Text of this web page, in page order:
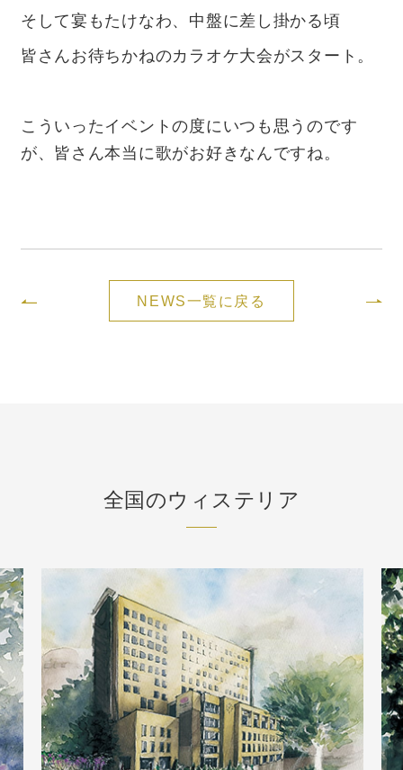
そして宴もたけなわ、中盤に差し掛かる頃
皆さんお待ちかねのカラオケ大会がスタート。
こういったイベントの度にいつも思うのです
が、皆さん本当に歌がお好きなんですね。
NEWS一覧に戻る
全国のウィステリア